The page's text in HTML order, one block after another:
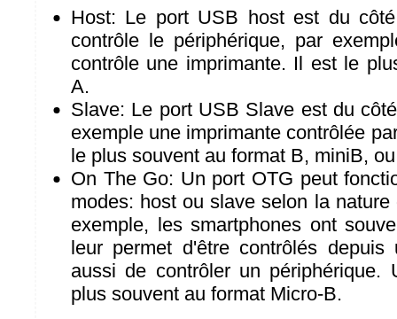
Host: Le port USB host est du
contrôle le périphérique, par
contrôle une imprimante. Il est le
A.
Slave: Le port USB Slave est du
exemple une imprimante contrôlée
le plus souvent au format B, miniB,
On The Go: Un port OTG peut
modes: host ou slave selon la
exemple, les smartphones ont
leur permet d'être contrôlés depuis
aussi de contrôler un périphérique.
plus souvent au format Micro-B.